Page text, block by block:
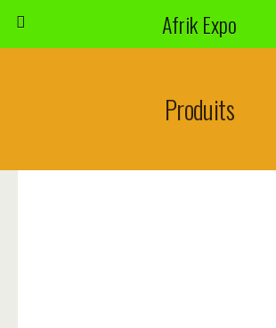
Afrik Expo
Produits